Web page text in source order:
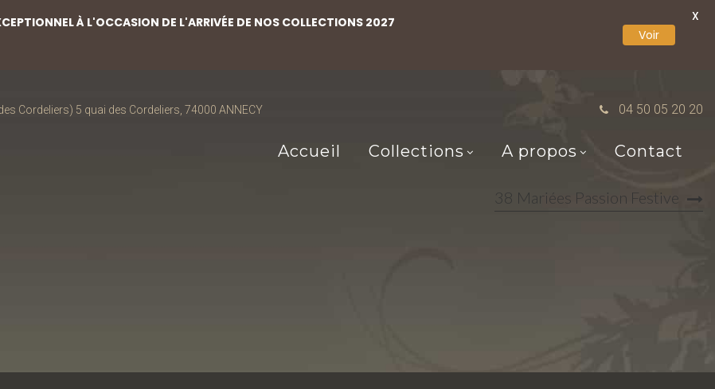
Cordeliers) 5 quai des Cordeliers, 74000 ANNECY 04 50 05 20 20
Accueil Collections A propos Contact
38 Mariées Passion Festive
À L'OCCASION DE L'ARRIVÉE DE NOS COLLECTIONS 2027
Voir
X